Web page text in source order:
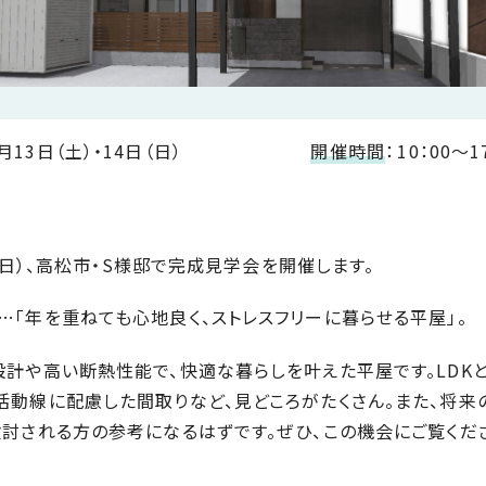
13日（土）・14日（日） 開催時間： 10：00～
）、高松市・S様邸で完成見学会を開催します。
年を重ねても心地良く、ストレスフリーに暮らせる平屋」。
や高い断熱性能で、快適な暮らしを叶えた平屋です。LDK
線に配慮した間取りなど、見どころがたくさん。また、将
される方の参考になるはずです。ぜひ、この機会にご覧くだ